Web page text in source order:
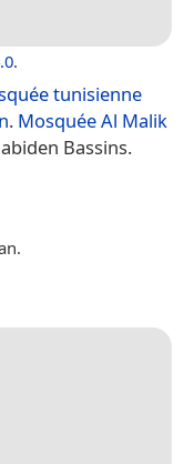
.
tunisienne
. Mosquée Al Malik
Bassins.